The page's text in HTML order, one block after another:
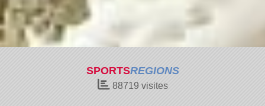
SPORTSREGIONS
88719 visites